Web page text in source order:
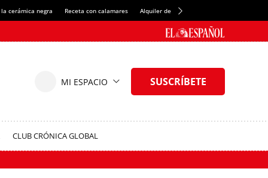
cerámica negra Receta con calamares Alquiler de habitaciones en España
CLUB CRÓNICA GLOBAL